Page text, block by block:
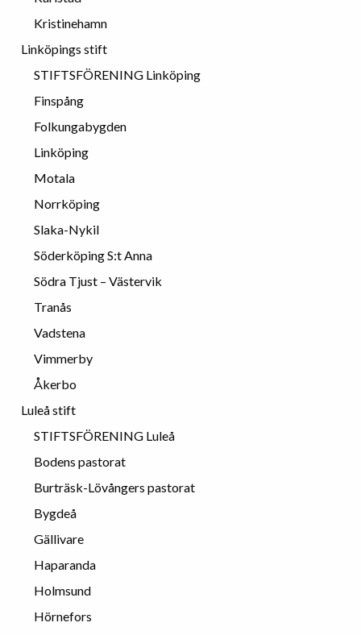
Kristinehamn
Linköpings stift
STIFTSFÖRENING Linköping
Finspång
Folkungabygden
Linköping
Motala
Norrköping
Slaka-Nykil
Söderköping S:t Anna
Södra Tjust – Västervik
Tranås
Vadstena
Vimmerby
Åkerbo
Luleå stift
STIFTSFÖRENING Luleå
Bodens pastorat
Burträsk-Lövångers pastorat
Bygdeå
Gällivare
Haparanda
Holmsund
Hörnefors